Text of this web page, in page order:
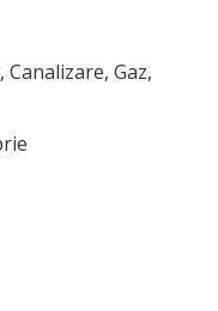
Canalizare, Gaz,